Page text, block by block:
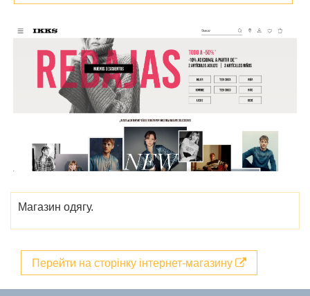
Магазин одягу.
Перейти на сторінку інтернет-магазину